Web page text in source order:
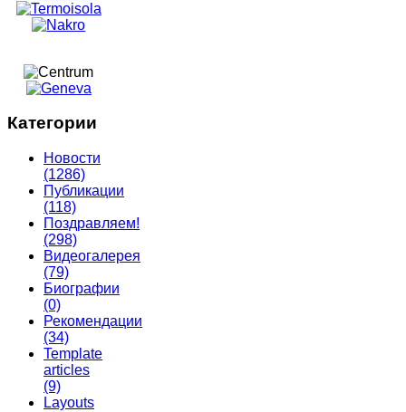
Категории
Новости
(1286)
Публикации
(118)
Поздравляем!
(298)
Видеогалерея
(79)
Биографии
(0)
Рекомендации
(34)
Template
articles
(9)
Layouts